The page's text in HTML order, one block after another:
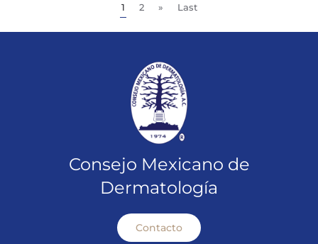
1 2 » Last
Consejo Mexicano de
Dermatología
Contacto